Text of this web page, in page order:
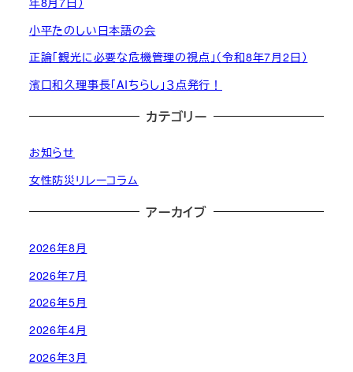
小平たのしい日本語の会
正論「観光に必要な危機管理の視点」（令和8年7月2日）
濱口和久理事長「AIちらし」３点発行！
カテゴリー
お知らせ
女性防災リレーコラム
アーカイブ
2026年8月
2026年7月
2026年5月
2026年4月
2026年3月